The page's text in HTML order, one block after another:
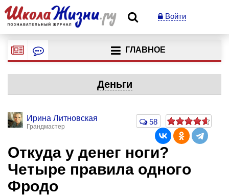
Войти
ГЛАВНОЕ
Деньги
Ирина Литновская
Грандмастер
58
Откуда у денег ноги?
Четыре правила одного
Фродо